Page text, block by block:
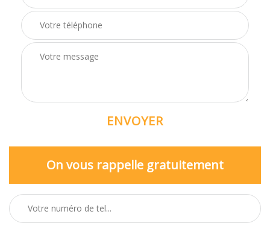
On vous rappelle gratuitement